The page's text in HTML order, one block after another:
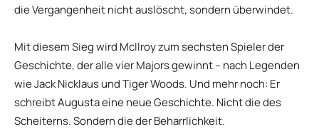
die Vergangenheit nicht auslöscht, sondern überwindet.
Mit diesem Sieg wird McIlroy zum sechsten Spieler der
Geschichte, der alle vier Majors gewinnt – nach Legenden
wie Jack Nicklaus und Tiger Woods. Und mehr noch: Er
schreibt Augusta eine neue Geschichte. Nicht die des
Scheiterns. Sondern die der Beharrlichkeit.